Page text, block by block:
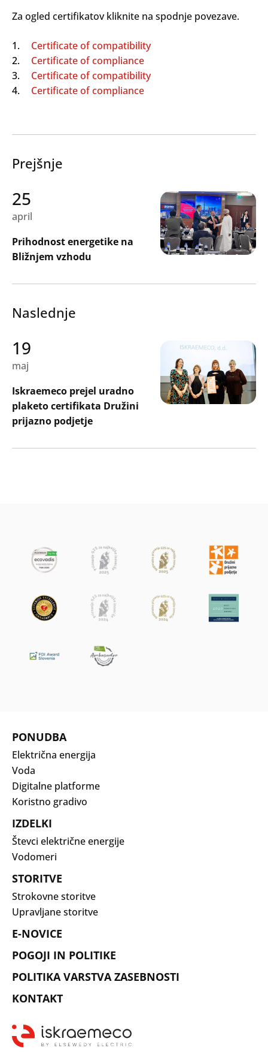
Search
Za ogled certifikatov kliknite na spodnje povezave.
Certificate of compatibility
Certificate of compliance
Certificate of compatibility
Certificate of compliance
Prejšnje
25
april
Prihodnost energetike na
Bližnjem vzhodu
Naslednje
19
maj
Iskraemeco prejel uradno
plaketo certifikata Družini
prijazno podjetje
PONUDBA
Električna energija
Voda
Digitalne platforme
Koristno gradivo
IZDELKI
Števci električne energije
Vodomeri
STORITVE
Strokovne storitve
Upravljane storitve
E-NOVICE
POGOJI IN POLITIKE
POLITIKA VARSTVA ZASEBNOSTI
KONTAKT